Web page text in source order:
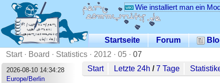
Wie installiert man ein
Startseite Forum
Start· Board · Statistics · 2012 · 05 · 07
2026-08-10 14:34:28
Europe/Berlin
Start Letzte 24h /7 Tage